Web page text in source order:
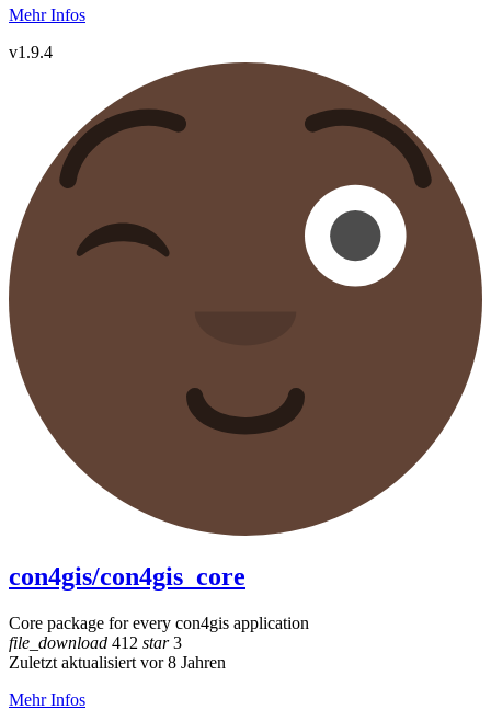
Mehr Infos
v1.9.4
con4gis/con4gis_core
Core package for every con4gis application
file_download 412 star3
Zuletzt aktualisiert vor 8 Jahren
Mehr Infos